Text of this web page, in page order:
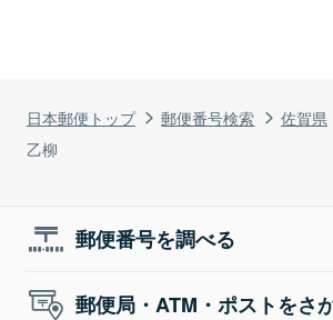
日本郵便トップ 郵便番号検索 佐賀県
乙柳
郵便番号を調べる
郵便局・ATM・ポストをさ